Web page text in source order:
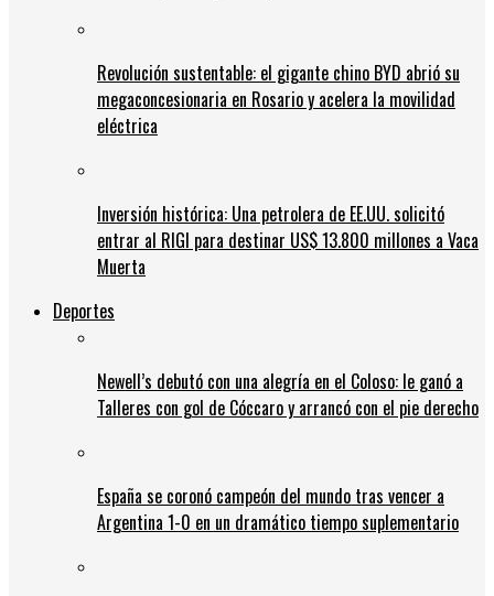
Revolución sustentable: el gigante chino BYD abrió su
megaconcesionaria en Rosario y acelera la movilidad
eléctrica
Inversión histórica: Una petrolera de EE.UU. solicitó
entrar al RIGI para destinar US$ 13.800 millones a Vaca
Muerta
Deportes
Newell’s debutó con una alegría en el Coloso: le ganó a
Talleres con gol de Cóccaro y arrancó con el pie derecho
España se coronó campeón del mundo tras vencer a
Argentina 1-0 en un dramático tiempo suplementario